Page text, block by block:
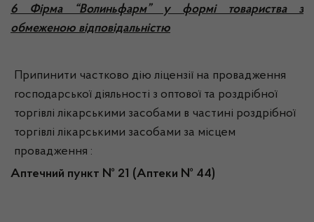
6
Фірма “Волиньфарм” у формі товариства з
обмеженою відповідальністю
Припинити частково дію ліцензії на провадження
господарської діяльності з оптової та роздрібної
торгівлі лікарськими засобами в частині роздрібної
торгівлі лікарськими засобами за місцем
провадження :
Аптечний пункт № 21 (Аптеки № 44)